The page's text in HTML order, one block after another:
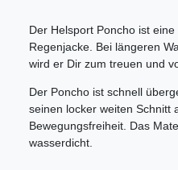
Der Helsport Poncho ist
Regenjacke. Bei längeren
wird er Dir zum treuen und
Der Poncho ist schnell
seinen locker weiten Schnitt
Bewegungsfreiheit. Das
wasserdicht.